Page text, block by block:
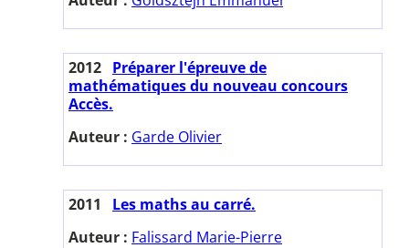
2012 Préparer l'épreuve de
mathématiques du nouveau concours
Accès.
Auteur : Garde Olivier
2011
Les maths au carré.
Auteur : Falissard Marie-Pierre